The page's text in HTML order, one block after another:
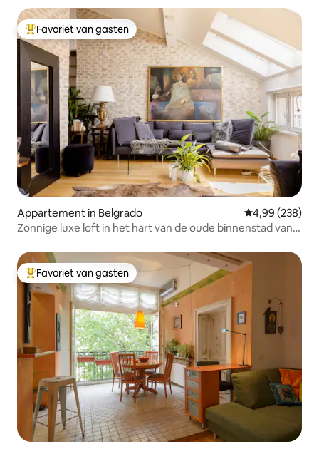
Topfavoriet van gasten
Favoriet van gasten
Appartement in Belgrado Gemiddelde
4,99 (238)
Zonnige luxe loft in het hart van de oude binnenstad van
Topfavoriet van gasten
Favoriet van gasten